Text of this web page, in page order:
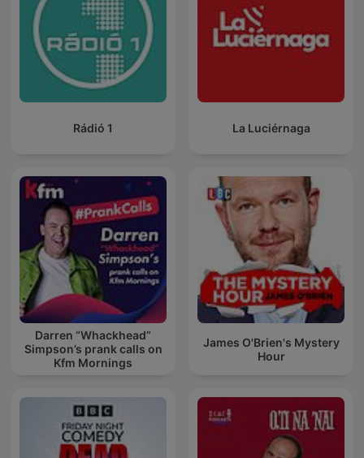
Rádió 1 La Luciérnaga
Darren “Whackhead”
Simpson’s prank calls on
Kfm Mornings
James O'Brien's Mystery
Hour